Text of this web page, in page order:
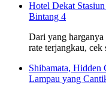
Hotel Dekat
Bintang 4
Dari yang
rate terjangkau, cek
Shibamata, Hidden
Lampau yang